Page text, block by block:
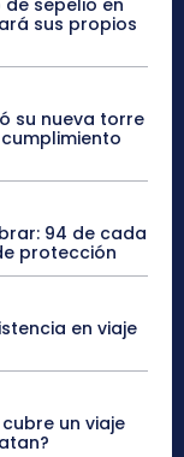
de sepelio en
sus propios
su nueva torre
94 de cada
protección
en viaje
un viaje